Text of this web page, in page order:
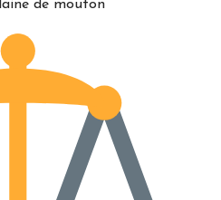
de mouton